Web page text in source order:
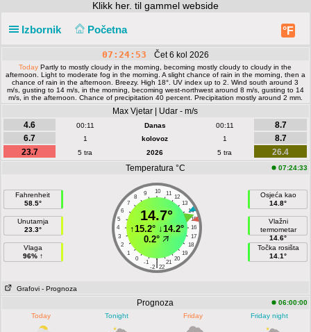
Klikk her. til gammel webside
Izbornik Početna °F
07:24:53 Čet 6 kol 2026
Today Partly to mostly cloudy in the morning, becoming mostly cloudy to cloudy in the
afternoon. Light to moderate fog in the morning. A slight chance of rain in the morning, then a
chance of rain in the afternoon. Breezy. High 18°. UV index up to 2. Wind south around 3
m/s, gusting to 14 m/s, in the morning, becoming west-northwest around 8 m/s, gusting to 14
m/s, in the afternoon. Chance of precipitation 40 percent. Precipitation mostly around 2 mm.
Max Vjetar | Udar - m/s
4.6
00:11 Danas 00:11
8.7
6.7
1 kolovoz 1
8.7
23.7
5 tra 2026 5 tra
26.4
Temperatura °C
07:24:33
Fahrenheit
58.5°
Unutarnja
23.3°
Vlaga
96% ↑
10
9 11
8
12
7
13
6
14
5
15
4
16
3
17
2
18
1
19
0
20
-1 21
|
-2 22
14.7°
↑15.2°↓14.2°
0.2°
Osjeća kao
14.8°
Vlažni
termometar
14.6°
Točka rosišta
14.1°
Grafovi - Prognoza
Prognoza
06:00:00
Today
Tonight Friday Friday night